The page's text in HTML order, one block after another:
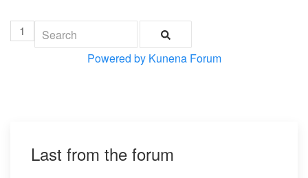
1
Powered by Kunena Forum
Last from the forum